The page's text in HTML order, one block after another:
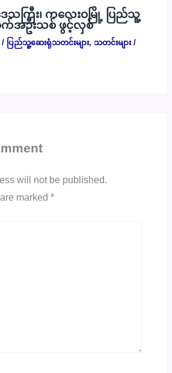
သကြီး၊ ကလေးဝမြို့ ပြည်သူ့
က်အဦးသစ် ဖွင့်လှစ်
/ ပြည်သူ့ဆေးရုံသတင်းများ, သတင်းများ/
will not be published.
marked *